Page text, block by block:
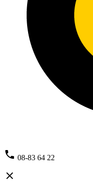
phone 08-83 64 22
close